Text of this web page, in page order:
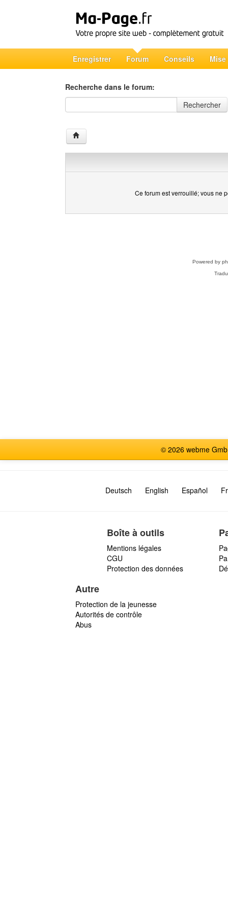
Enregistrer Forum Conseils Mise
Recherche dans le forum:
Recherche dans le forum
Rechercher
Ce forum est verrouillé; vous ne
Powered by
© 2026 webme
Deutsch English Español
Boîte à outils
Mentions légales
CGU
Protection des données
Autre
Protection de la jeunesse
Autorités de contrôle
Abus